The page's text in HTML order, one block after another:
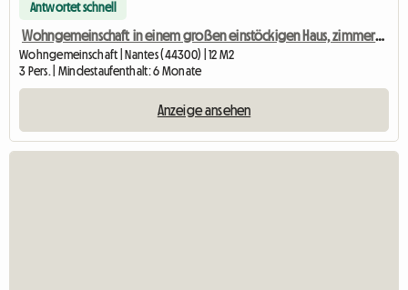
Antwortet schnell
Wohngemeinschaft in einem großen einstöckigen Haus, zimmerweise Vermietung.
Wohngemeinschaft | Nantes (44300) | 12 M2
3 Pers. | Mindestaufenthalt: 6 Monate
Anzeige ansehen